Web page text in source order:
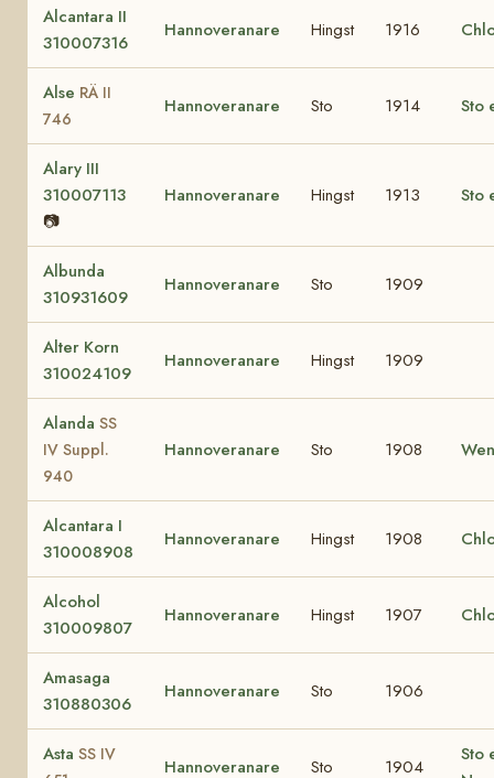
Alcantara II
310007316
Hannoveranare Hingst 1916
Alse RÄ II
746
Hannoveranare Sto 1914 Sto
Alary III
310007113
📷
Hannoveranare Hingst 1913 Sto
Albunda
310931609
Hannoveranare Sto 1909
Alter Korn
310024109
Hannoveranare Hingst 1909
Alanda SS
IV Suppl.
940
Hannoveranare Sto 1908
Alcantara I
310008908
Hannoveranare Hingst 1908
Alcohol
310009807
Hannoveranare Hingst 1907
Amasaga
310880306
Hannoveranare Sto 1906
Asta SS IV
Hannoveranare Sto 1904
Sto